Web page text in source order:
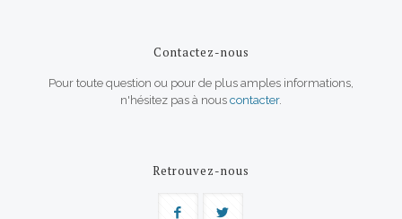
Contactez-nous
Pour toute question ou pour de plus amples informations,
n'hésitez pas à nous contacter.
Retrouvez-nous